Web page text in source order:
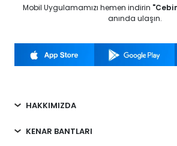
Mobil Uygulamamızı hemen indirin
anında ulaşın.
HAKKIMIZDA
KENAR BANTLARI